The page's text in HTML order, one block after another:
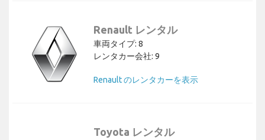
Renault レンタル
車両タイプ: 8
レンタカー会社: 9
Renault のレンタカーを表示
Toyota レンタル